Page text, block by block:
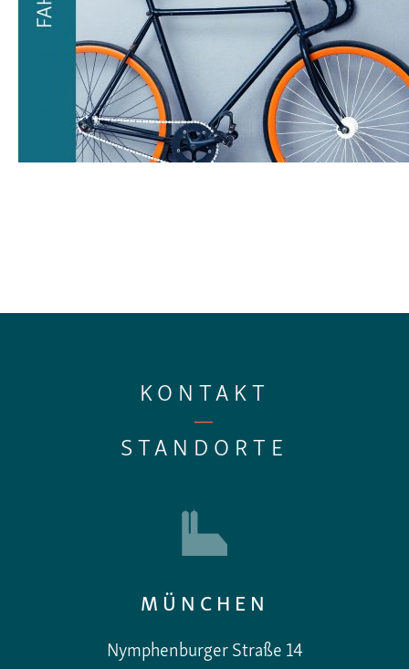
KONTAKT
—
STANDORTE
MÜNCHEN
Nymphenburger Straße 14